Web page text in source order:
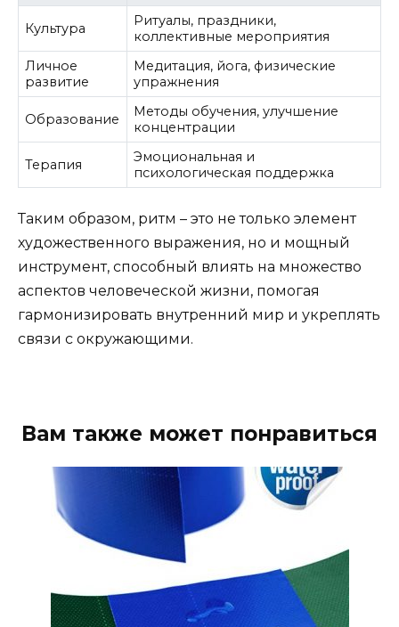
Культура
Ритуалы, праздники,
коллективные мероприятия
Личное
развитие
Медитация, йога, физические
упражнения
Образование
Методы обучения, улучшение
концентрации
Терапия
Эмоциональная и
психологическая поддержка
Таким образом, ритм – это не только элемент
художественного выражения, но и мощный
инструмент, способный влиять на множество
аспектов человеческой жизни, помогая
гармонизировать внутренний мир и укреплять
связи с окружающими.
Вам также может понравиться